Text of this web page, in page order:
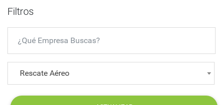
Filtros
Rescate Aéreo